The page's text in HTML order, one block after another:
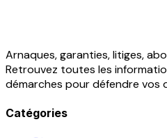
Arnaques, garanties, litiges,
Retrouvez toutes les
démarches pour défendre vos
Catégories